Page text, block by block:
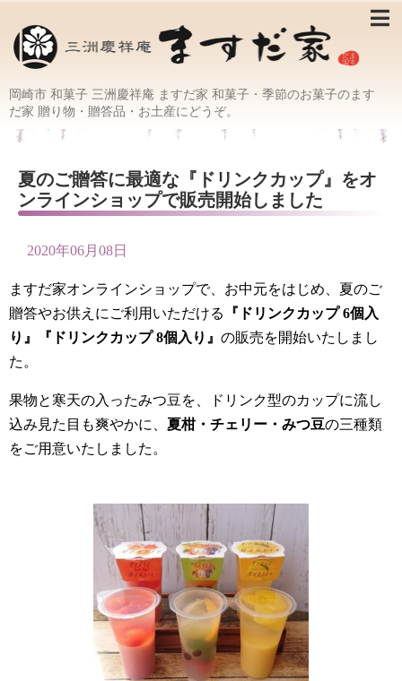
岡崎市 和菓子 三洲慶祥庵 ますだ家 和菓子・季節のお菓子のます
だ家 贈り物・贈答品・お土産にどうぞ。
夏のご贈答に最適な『ドリンクカップ』をオ
ンラインショップで販売開始しました
2020年06月08日
ますだ家オンラインショップで、お中元をはじめ、夏のご
贈答やお供えにご利用いただける
『ドリンクカップ 6個入
り』『ドリンクカップ 8個入り』 の販売を開始いたしまし
た。
果物と寒天の入ったみつ豆を、ドリンク型のカップに流し
込み見た目も爽やかに、 夏柑・チェリー・みつ豆の三種類
をご用意いたしました。